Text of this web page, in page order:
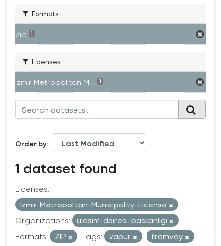
Formats
Zip 1
Licenses
Izmir Metropolitan M... 1
Order by
1 dataset found
Licenses:
Izmir-Metropolitan-Municipality-License
Organizations:
ulasim-dairesi-baskanligi
Formats:
ZIP Tags: vapur
tramvay